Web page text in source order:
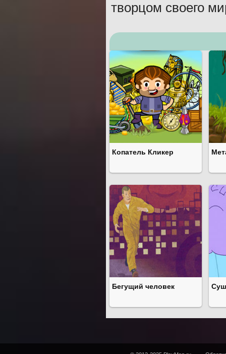
творцом своего
Копатель Кликер
Бегущий человек